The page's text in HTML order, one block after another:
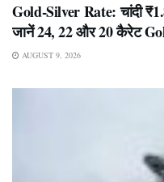
Gold-Silver Rate: चांदी
जानें 24, 22 और 20 कैरेट
AUGUST 9, 2026